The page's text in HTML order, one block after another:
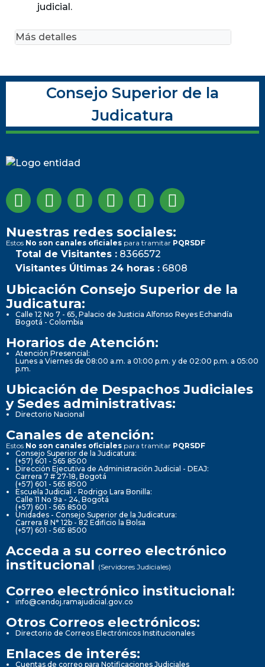
judicial.
Más detalles
Consejo Superior de la
Judicatura
Nuestras redes sociales:
Estos No son canales oficiales para tramitar PQRSDF
Total de Visitantes : 8366572
Visitantes Últimas 24 horas : 6808
Ubicación Consejo Superior de la
Judicatura:
Calle 12 No 7 - 65, Palacio de Justicia Alfonso Reyes Echandía
Bogotá - Colombia
Horarios de Atención:
Atención Presencial:
Lunes a Viernes de 08:00 a.m. a 01:00 p.m. y de 02:00 p.m. a 05:00
p.m.
Ubicación de Despachos Judiciales
y Sedes administrativas:
Directorio Nacional
Canales de atención:
Estos No son canales oficiales para tramitar PQRSDF
Consejo Superior de la Judicatura:
(+57) 601 - 565 8500
Dirección Ejecutiva de Administración Judicial - DEAJ:
Carrera 7 # 27-18, Bogotá
(+57) 601 - 565 8500
Escuela Judicial - Rodrigo Lara Bonilla:
Calle 11 No 9a - 24, Bogotá
(+57) 601 - 565 8500
Unidades - Consejo Superior de la Judicatura:
Carrera 8 N° 12b - 82 Edificio la Bolsa
(+57) 601 - 565 8500
Acceda a su correo electrónico
institucional (Servidores Judiciales)
Correo electrónico institucional:
info@cendoj.ramajudicial.gov.co
Otros Correos electrónicos:
Directorio de Correos Electrónicos Institucionales
Enlaces de interés:
Cuentas de correo para Notificaciones Judiciales